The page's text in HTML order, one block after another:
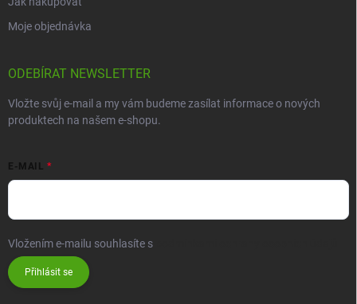
Moje objednávka
ODEBÍRAT NEWSLETTER
Vložte svůj e-mail a my vám budeme zasílat informace o nových
produktech na našem e-shopu.
E-MAIL
Vložením e-mailu souhlasíte s
Přihlásit se